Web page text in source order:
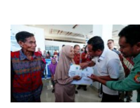
Sukses dan Jadi Etalase
Budaya Papua